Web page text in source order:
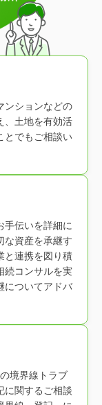
ンションなどの
、土地を有効活
とでもご相談い
手伝いを詳細に
な資産を承継す
と連携を図り積
続コンサルを実
についてアドバ
境界線トラブ
に関するご相談